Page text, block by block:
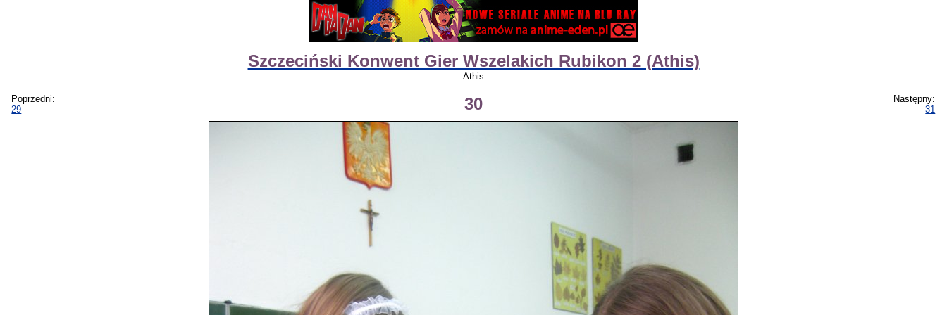
Szczeciński Konwent Gier Wszelakich Rubikon 2 (Athis)
Athis
Poprzedni:
29
30
Następny:
31